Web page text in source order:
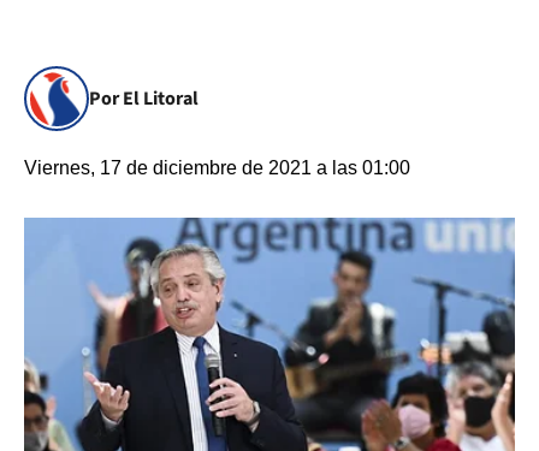
Por El Litoral
Viernes, 17 de diciembre de 2021 a las 01:00